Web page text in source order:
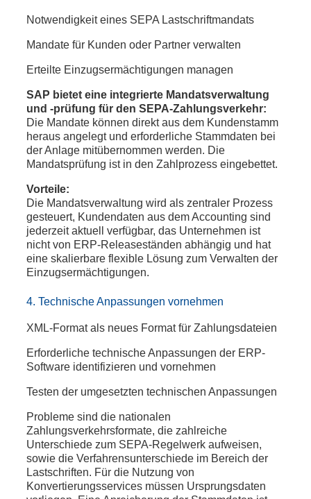
Notwendigkeit eines SEPA Lastschriftmandats
Mandate für Kunden oder Partner verwalten
Erteilte Einzugsermächtigungen managen
SAP bietet eine integrierte Mandatsverwaltung
und -prüfung für den SEPA-Zahlungsverkehr:
Die Mandate können direkt aus dem Kundenstamm
heraus angelegt und erforderliche Stammdaten bei
der Anlage mitübernommen werden. Die
Mandatsprüfung ist in den Zahlprozess eingebettet.
Vorteile:
Die Mandatsverwaltung wird als zentraler Prozess
gesteuert, Kundendaten aus dem Accounting sind
jederzeit aktuell verfügbar, das Unternehmen ist
nicht von ERP-Releaseständen abhängig und hat
eine skalierbare flexible Lösung zum Verwalten der
Einzugsermächtigungen.
4. Technische Anpassungen vornehmen
XML-Format als neues Format für Zahlungsdateien
Erforderliche technische Anpassungen der ERP-
Software identifizieren und vornehmen
Testen der umgesetzten technischen Anpassungen
Probleme sind die nationalen
Zahlungsverkehrsformate, die zahlreiche
Unterschiede zum SEPA-Regelwerk aufweisen,
sowie die Verfahrensunterschiede im Bereich der
Lastschriften. Für die Nutzung von
Konvertierungsservices müssen Ursprungsdaten